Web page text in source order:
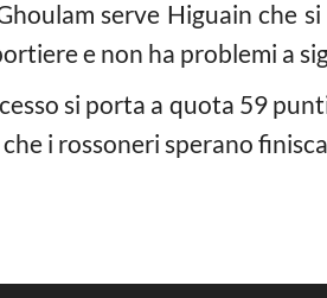
serve Higuain che
e non ha problemi a
si porta a quota 59
i rossoneri sperano